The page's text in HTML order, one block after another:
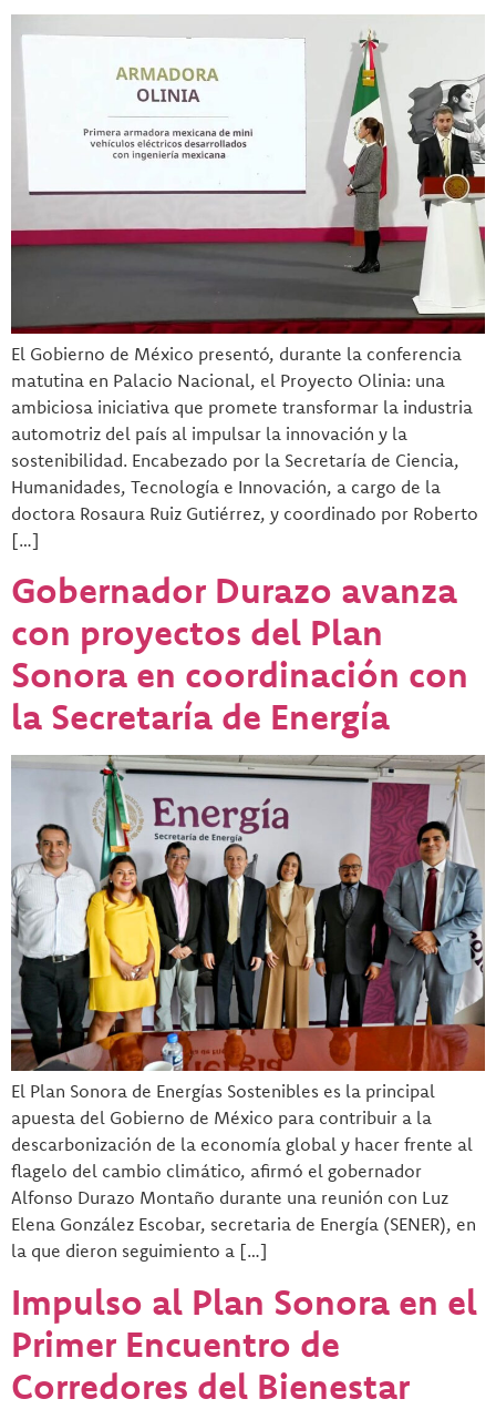
El Gobierno de México presentó, durante la conferencia
matutina en Palacio Nacional, el Proyecto Olinia: una
ambiciosa iniciativa que promete transformar la industria
automotriz del país al impulsar la innovación y la
sostenibilidad. Encabezado por la Secretaría de Ciencia,
Humanidades, Tecnología e Innovación, a cargo de la
doctora Rosaura Ruiz Gutiérrez, y coordinado por Roberto
[…]
Gobernador Durazo avanza
con proyectos del Plan
Sonora en coordinación con
la Secretaría de Energía
El Plan Sonora de Energías Sostenibles es la principal
apuesta del Gobierno de México para contribuir a la
descarbonización de la economía global y hacer frente al
flagelo del cambio climático, afirmó el gobernador
Alfonso Durazo Montaño durante una reunión con Luz
Elena González Escobar, secretaria de Energía (SENER), en
la que dieron seguimiento a […]
Impulso al Plan Sonora en el
Primer Encuentro de
Corredores del Bienestar